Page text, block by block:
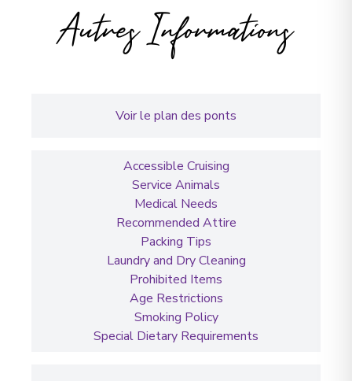
Autres Informations
Voir le plan des ponts
Accessible Cruising
Service Animals
Medical Needs
Recommended Attire
Packing Tips
Laundry and Dry Cleaning
Prohibited Items
Age Restrictions
Smoking Policy
Special Dietary Requirements